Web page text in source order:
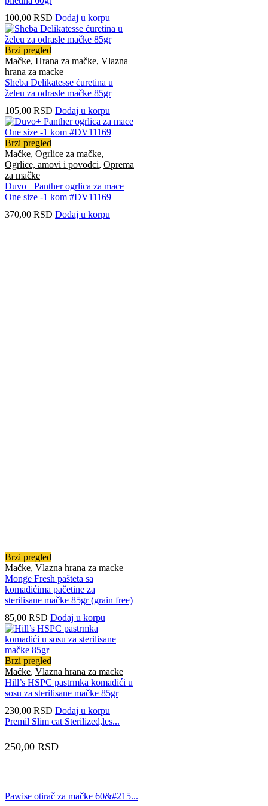
100,00 RSD Dodaj u korpu
Brzi pregled
Mačke, Hrana za mačke, Vlazna
hrana za macke
Sheba Delikatesse ćuretina u
želeu za odrasle mačke 85gr
105,00 RSD Dodaj u korpu
Brzi pregled
Mačke, Ogrlice za mačke,
Ogrlice, amovi i povodci, Oprema
za mačke
Duvo+ Panther ogrlica za mace
One size -1 kom #DV11169
370,00 RSD Dodaj u korpu
Brzi pregled
Mačke, Vlazna hrana za macke
Monge Fresh pašteta sa
komadićima pačetine za
sterilisane mačke 85gr (grain free)
85,00 RSD Dodaj u korpu
Brzi pregled
Mačke, Vlazna hrana za macke
Hill’s HSPC pastrmka komadići u
sosu za sterilisane mačke 85gr
230,00 RSD Dodaj u korpu
Premil Slim cat Sterilized,les...
250,00 RSD
Pawise otirač za mačke 60&#215...